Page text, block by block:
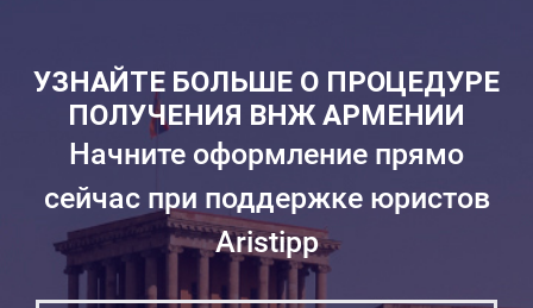
УЗНАЙТЕ БОЛЬШЕ О ПРОЦЕДУРЕ
ПОЛУЧЕНИЯ ВНЖ АРМЕНИИ
Начните оформление прямо
сейчас при поддержке юристов
Aristipp